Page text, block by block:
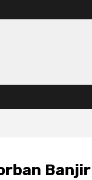
Banjir